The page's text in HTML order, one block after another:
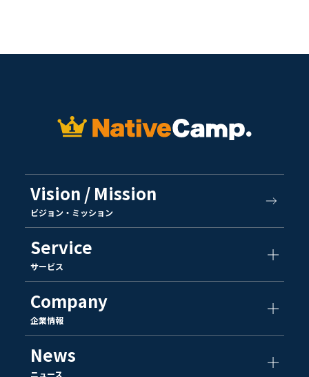
Vision / Mission
ビジョン・ミッション
Service
サービス
Company
企業情報
News
ニュース